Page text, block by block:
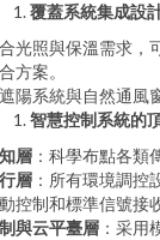
覆蓋系統集成設
光照與保溫需求，
方案。
陽系統與自然通風
智慧控制系統的
層 ：科學布點各類
層 ：所有環境調
控制和標準信號接收
與云平臺層 ：采用